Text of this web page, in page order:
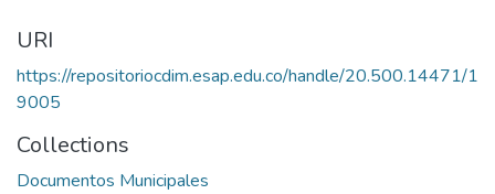
URI
https://repositoriocdim.esap.edu.co/handle/20.500.14471/1
9005
Collections
Documentos Municipales